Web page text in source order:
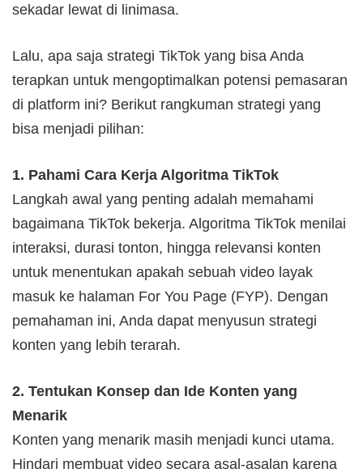
sekadar lewat di linimasa.
Lalu, apa saja strategi TikTok yang bisa Anda
terapkan untuk mengoptimalkan potensi pemasaran
di platform ini? Berikut rangkuman strategi yang
bisa menjadi pilihan:
1. Pahami Cara Kerja Algoritma TikTok
Langkah awal yang penting adalah memahami
bagaimana TikTok bekerja. Algoritma TikTok menilai
interaksi, durasi tonton, hingga relevansi konten
untuk menentukan apakah sebuah video layak
masuk ke halaman For You Page (FYP). Dengan
pemahaman ini, Anda dapat menyusun strategi
konten yang lebih terarah.
2. Tentukan Konsep dan Ide Konten yang
Menarik
Konten yang menarik masih menjadi kunci utama.
Hindari membuat video secara asal-asalan karena